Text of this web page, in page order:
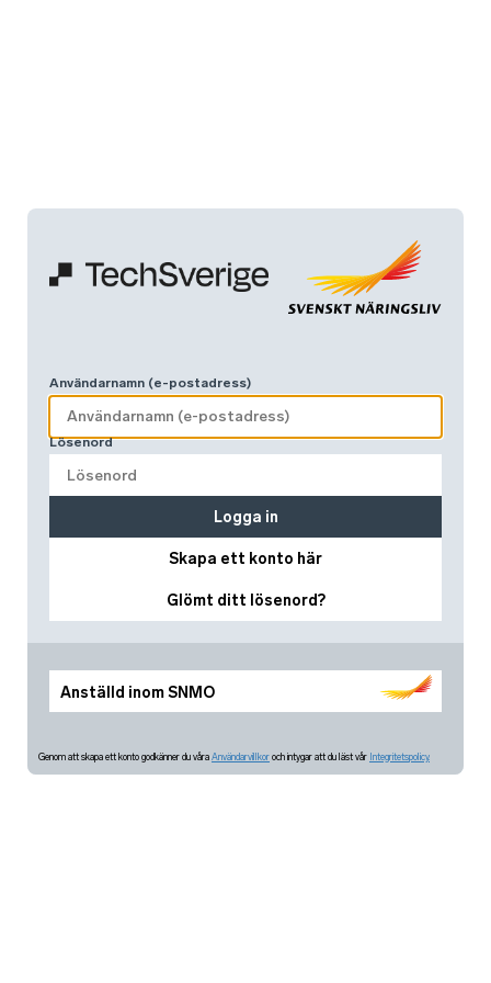
Anställd inom SNMO
Användarnamn (e-postadress)
Lösenord
Skapa ett konto här
Glömt ditt lösenord?
Logga in
Genom att skapa ett konto godkänner du våra Användarvillkor och intygar att du läst vår Integritetspolicy.